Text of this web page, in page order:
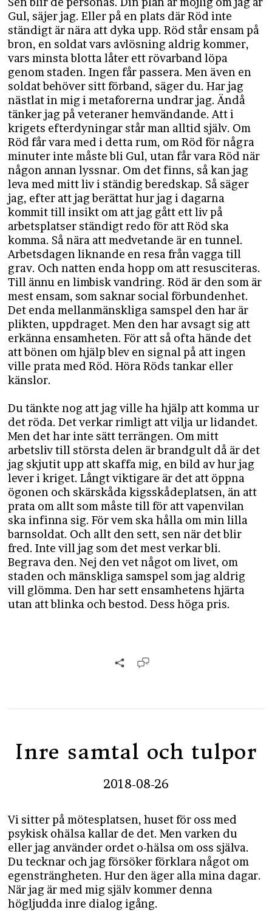
Gul, säjer jag. Eller på en plats där Röd inte
ständigt är nära att dyka upp. Röd står ensam på
bron, en soldat vars avlösning aldrig kommer,
vars minsta blotta låter ett rövarband löpa
genom staden. Ingen får passera. Men även en
soldat behöver sitt förband, säger du. Har jag
nästlat in mig i metaforerna undrar jag. Ändå
tänker jag på veteraner hemvändande. Att i
krigets efterdyningar står man alltid själv. Om
Röd får vara med i detta rum, om Röd för några
minuter inte måste bli Gul, utan får vara Röd när
någon annan lyssnar. Om det finns, så kan jag
leva med mitt liv i ständig beredskap. Så säger
jag, efter att jag berättat hur jag i dagarna
kommit till insikt om att jag gått ett liv på
arbetsplatser ständigt redo för att Röd ska
komma. Så nära att medvetande är en tunnel.
Arbetsdagen liknande en resa från vagga till
grav. Och natten enda hopp om att resusciteras.
Till ännu en limbisk vandring. Röd är den som är
mest ensam, som saknar social förbundenhet.
Det enda mellanmänskliga samspel den har är
plikten, uppdraget. Men den har avsagt sig att
erkänna ensamheten. För att så ofta hände det
att bönen om hjälp blev en signal på att ingen
ville prata med Röd. Höra Röds tankar eller
känslor.
Du tänkte nog att jag ville ha hjälp att komma ur
det röda. Det verkar rimligt att vilja ur lidandet.
Men det har inte sätt terrängen. Om mitt
arbetsliv till största delen är brandgult då är det
jag skjutit upp att skaffa mig, en bild av hur jag
lever i kriget. Långt viktigare är det att öppna
ögonen och skärskåda kigsskådeplatsen, än att
prata om allt som måste till för att vapenvilan
ska infinna sig. För vem ska hålla om min lilla
barnsoldat. Och allt den sett, sen när det blir
fred. Inte vill jag som det mest verkar bli.
Begrava den. Nej den vet något om livet, om
staden och mänskliga samspel som jag aldrig
vill glömma. Den har sett ensamhetens hjärta
utan att blinka och bestod. Dess höga pris.
Inre samtal och tulpor
2018-08-26
Vi sitter på mötesplatsen, huset för oss med
psykisk ohälsa kallar de det. Men varken du
eller jag använder ordet o-hälsa om oss själva.
Du tecknar och jag försöker förklara något om
egensträngheten. Hur den äger alla mina dagar.
När jag är med mig själv kommer denna
högljudda inre dialog igång.